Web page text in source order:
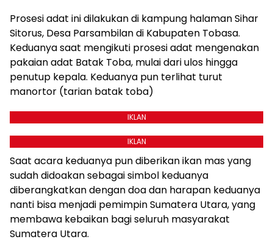
Prosesi adat ini dilakukan di kampung halaman Sihar
Sitorus, Desa Parsambilan di Kabupaten Tobasa.
Keduanya saat mengikuti prosesi adat mengenakan
pakaian adat Batak Toba, mulai dari ulos hingga
penutup kepala. Keduanya pun terlihat turut
manortor (tarian batak toba)
IKLAN
IKLAN
Saat acara keduanya pun diberikan ikan mas yang
sudah didoakan sebagai simbol keduanya
diberangkatkan dengan doa dan harapan keduanya
nanti bisa menjadi pemimpin Sumatera Utara, yang
membawa kebaikan bagi seluruh masyarakat
Sumatera Utara.